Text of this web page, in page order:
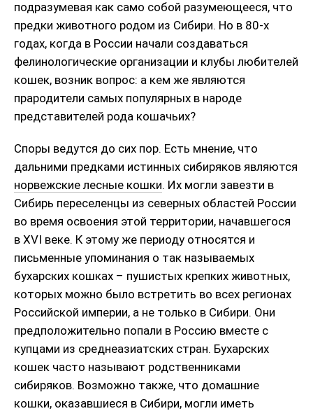
подразумевая как само собой разумеющееся, что
предки животного родом из Сибири. Но в 80-х
годах, когда в России начали создаваться
фелинологические организации и клубы любителей
кошек, возник вопрос: а кем же являются
прародители самых популярных в народе
представителей рода кошачьих?
Споры ведутся до сих пор. Есть мнение, что
дальними предками истинных сибиряков являются
норвежские лесные кошки. Их могли завезти в
Сибирь переселенцы из северных областей России
во время освоения этой территории, начавшегося
в XVI веке. К этому же периоду относятся и
письменные упоминания о так называемых
бухарских кошках – пушистых крепких животных,
которых можно было встретить во всех регионах
Российской империи, а не только в Сибири. Они
предположительно попали в Россию вместе с
купцами из среднеазиатских стран. Бухарских
кошек часто называют родственниками
сибиряков. Возможно также, что домашние
кошки, оказавшиеся в Сибири, могли иметь